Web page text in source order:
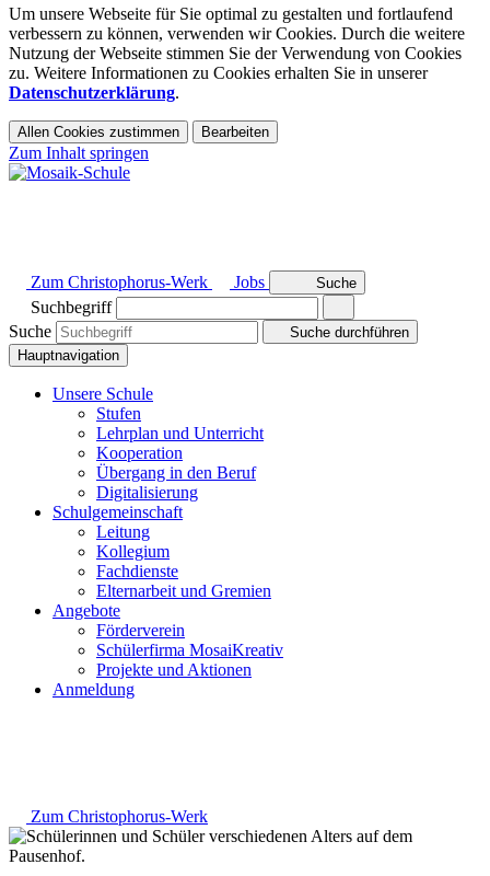
Um unsere Webseite für Sie optimal zu gestalten und fortlaufend
verbessern zu können, verwenden wir Cookies. Durch die weitere
Nutzung der Webseite stimmen Sie der Verwendung von Cookies
zu. Weitere Informationen zu Cookies erhalten Sie in unserer
Datenschutzerklärung.
Allen Cookies zustimmen Bearbeiten
Zum Inhalt springen
Zum Christophorus-Werk Jobs Suche
Suchbegriff
Suche
Suche durchführen
Hauptnavigation
Unsere Schule
Stufen
Lehrplan und Unterricht
Kooperation
Übergang in den Beruf
Digitalisierung
Schulgemeinschaft
Leitung
Kollegium
Fachdienste
Elternarbeit und Gremien
Angebote
Förderverein
Schülerfirma MosaiKreativ
Projekte und Aktionen
Anmeldung
Zum Christophorus-Werk